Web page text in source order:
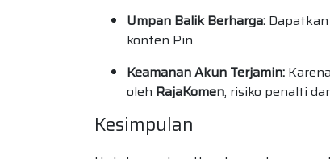
Umpan Balik Berharga:
konten Pin.
Keamanan Akun Terjamin:
oleh RajaKomen, risiko penalti
Kesimpulan